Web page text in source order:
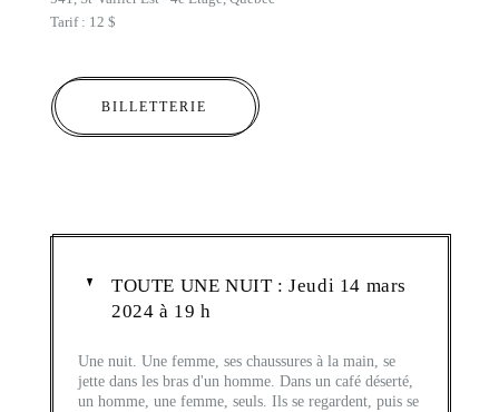
Tarif : 12 $
BILLETTERIE
TOUTE UNE NUIT : Jeudi 14 mars
2024 à 19 h
Une nuit. Une femme, ses chaussures à la main, se
jette dans les bras d'un homme. Dans un café déserté,
un homme, une femme, seuls. Ils se regardent, puis se